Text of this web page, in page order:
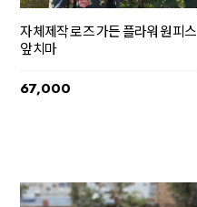
자체제작 로즈 가든 플라워 원피스
앞치마
67,000